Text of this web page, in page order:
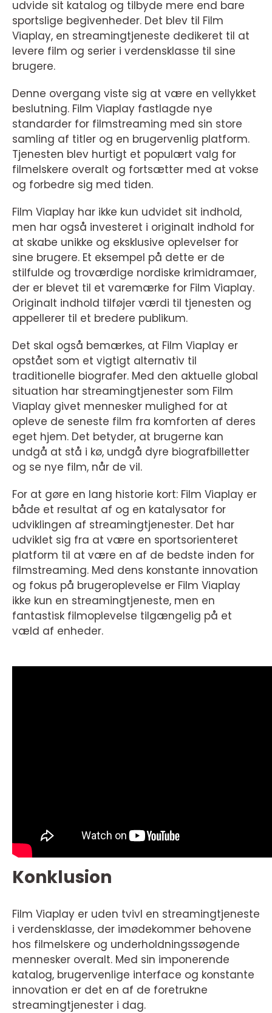
udvide sit katalog og tilbyde mere end bare
sportslige begivenheder. Det blev til Film
Viaplay, en streamingtjeneste dedikeret til at
levere film og serier i verdensklasse til sine
brugere.
Denne overgang viste sig at være en vellykket
beslutning. Film Viaplay fastlagde nye
standarder for filmstreaming med sin store
samling af titler og en brugervenlig platform.
Tjenesten blev hurtigt et populært valg for
filmelskere overalt og fortsætter med at vokse
og forbedre sig med tiden.
Film Viaplay har ikke kun udvidet sit indhold,
men har også investeret i originalt indhold for
at skabe unikke og eksklusive oplevelser for
sine brugere. Et eksempel på dette er de
stilfulde og troværdige nordiske krimidramaer,
der er blevet til et varemærke for Film Viaplay.
Originalt indhold tilføjer værdi til tjenesten og
appellerer til et bredere publikum.
Det skal også bemærkes, at Film Viaplay er
opstået som et vigtigt alternativ til
traditionelle biografer. Med den aktuelle global
situation har streamingtjenester som Film
Viaplay givet mennesker mulighed for at
opleve de seneste film fra komforten af deres
eget hjem. Det betyder, at brugerne kan
undgå at stå i kø, undgå dyre biografbilletter
og se nye film, når de vil.
For at gøre en lang historie kort: Film Viaplay er
både et resultat af og en katalysator for
udviklingen af streamingtjenester. Det har
udviklet sig fra at være en sportsorienteret
platform til at være en af de bedste inden for
filmstreaming. Med dens konstante innovation
og fokus på brugeroplevelse er Film Viaplay
ikke kun en streamingtjeneste, men en
fantastisk filmoplevelse tilgængelig på et
væld af enheder.
Konklusion
Film Viaplay er uden tvivl en streamingtjeneste
i verdensklasse, der imødekommer behovene
hos filmelskere og underholdningssøgende
mennesker overalt. Med sin imponerende
katalog, brugervenlige interface og konstante
innovation er det en af de foretrukne
streamingtjenester i dag.